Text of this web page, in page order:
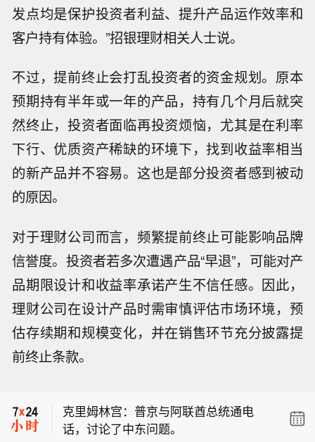
发点均是保护投资者利益、提升产品运作效率和
客户持有体验。”招银理财相关人士说。
不过，提前终止会打乱投资者的资金规划。原本
预期持有半年或一年的产品，持有几个月后就突
然终止，投资者面临再投资烦恼，尤其是在利率
下行、优质资产稀缺的环境下，找到收益率相当
的新产品并不容易。这也是部分投资者感到被动
的原因。
对于理财公司而言，频繁提前终止可能影响品牌
信誉度。投资者若多次遭遇产品“早退”，可能对产
品期限设计和收益率承诺产生不信任感。因此，
理财公司在设计产品时需审慎评估市场环境，预
估存续期和规模变化，并在销售环节充分披露提
前终止条款。
巴基斯坦总理会见沙特王储。
克里姆林宫：普京与阿联酋总统通电
话，讨论了中东问题。
【市场监管总局发布巴中市道路运输协
会组织12家机动车驾驶员培训机构达成
中市道路运输协会组织12家机动车驾驶
员培训机构涉嫌达成并实施垄断协议行
克里姆林宫：普京与阿联酋总统通电
话，讨论了中东问题。